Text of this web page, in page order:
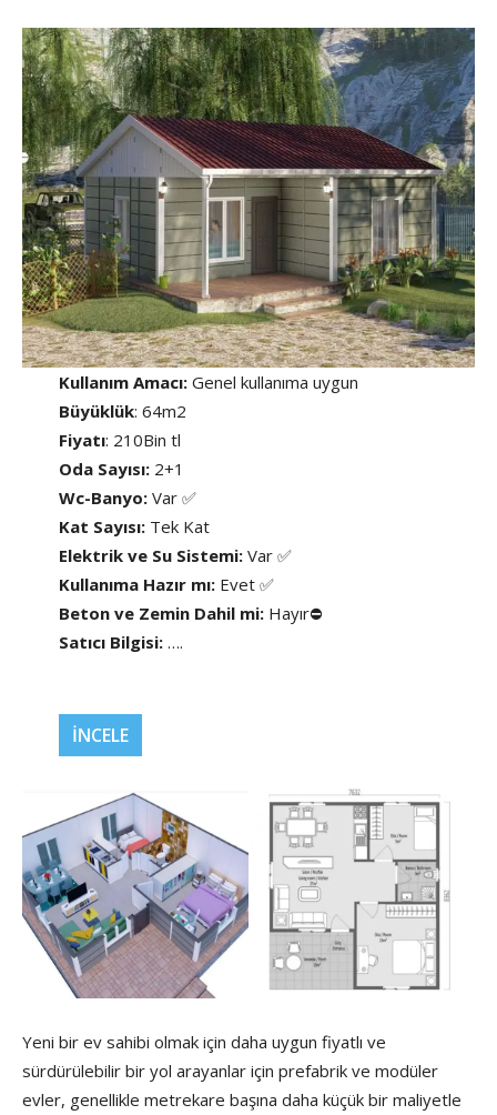
Kullanım Amacı:Genel kullanıma uygun
Büyüklük: 64m2
Fiyatı: 210Bin tl
Oda Sayısı: 2+1
Wc-Banyo:Var ✅
Kat Sayısı:Tek Kat
Elektrik ve Su Sistemi: Var ✅
Kullanıma Hazır mı:Evet ✅
Beton ve Zemin Dahil mi: Hayır⛔
Satıcı Bilgisi:….
İNCELE
Yeni bir ev sahibi olmak için daha uygun fiyatlı ve
sürdürülebilir bir yol arayanlar için prefabrik ve modüler
evler, genellikle metrekare başına daha küçük bir maliyetle